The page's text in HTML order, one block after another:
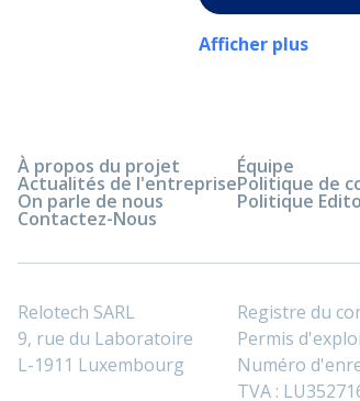
Afficher plus
À propos du projet
Actualités de l'entreprise
On parle de nous
Contactez-Nous
Équipe
Politique de
Politique
Relotech SARL
9, rue du Laboratoire
L-1911 Luxembourg
Registre du
Permis
Numéro
TVA :